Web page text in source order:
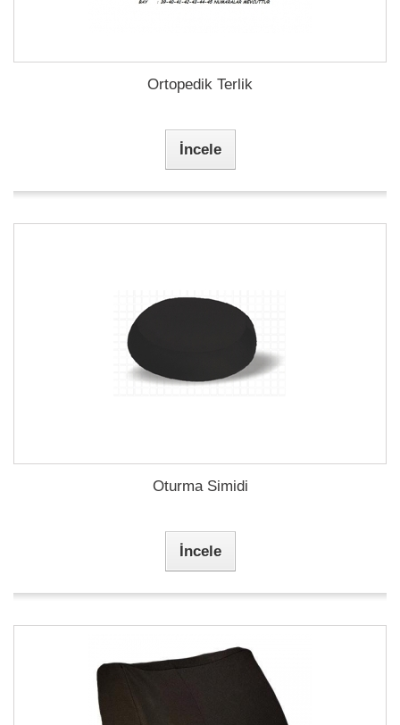
Ortopedik Terlik
İncele
Oturma Simidi
İncele